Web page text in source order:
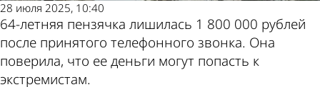
28 июля 2025, 10:40
64-летняя пензячка лишилась 1 800 000 рублей
после принятого телефонного звонка. Она
поверила, что ее деньги могут попасть к
экстремистам.